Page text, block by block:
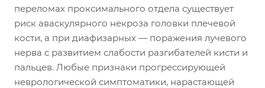
переломах проксимального отдела существует
риск аваскулярного некроза головки плечевой
кости, а при диафизарных — поражения лучевого
нерва с развитием слабости разгибателей кисти и
пальцев. Любые признаки прогрессирующей
неврологической симптоматики, нарастающей